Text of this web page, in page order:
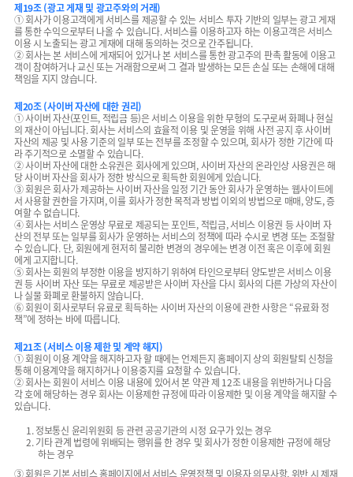
제19조 (광고 게재 및 광고주와의 거래)
① 회사가 이용고객에게 서비스를 제공할 수 있는 서비스 투자 기반의 일부는 광고 게재
를 통한 수익으로부터 나올 수 있습니다. 서비스를 이용하고자 하는 이용고객은 서비스
이용 시 노출되는 광고 게재에 대해 동의하는 것으로 간주됩니다.
② 회사는 본 서비스에 게재되어 있거나 본 서비스를 통한 광고주의 판촉 활동에 이용고
객이 참여하거나 교신 또는 거래함으로써 그 결과 발생하는 모든 손실 또는 손해에 대해
책임을 지지 않습니다.
제20조 (사이버 자산에 대한 권리)
① 사이버 자산(포인트, 적립금 등)은 서비스 이용을 위한 무형의 도구로써 화폐나 현실
의 재산이 아닙니다. 회사는 서비스의 효율적 이용 및 운영을 위해 사전 공지 후 사이버
자산의 제공 및 사용 기준의 일부 또는 전부를 조정할 수 있으며, 회사가 정한 기간에 따
라 주기적으로 소멸할 수 있습니다.
② 사이버 자산에 대한 소유권은 회사에게 있으며, 사이버 자산의 온라인상 사용권은 해
당 사이버 자산을 회사가 정한 방식으로 획득한 회원에게 있습니다.
③ 회원은 회사가 제공하는 사이버 자산을 일정 기간 동안 회사가 운영하는 웹사이트에
서 사용할 권한을 가지며, 이를 회사가 정한 목적과 방법 이외의 방법으로 매매, 양도, 증
여할 수 없습니다.
④ 회사는 서비스 운영상 무료로 제공되는 포인트, 적립금, 서비스 이용권 등 사이버 자
산의 전부 또는 일부를 회사가 운영하는 서비스의 정책에 따라 수시로 변경 또는 조절할
수 있습니다. 단, 회원에게 현저히 불리한 변경의 경우에는 변경 이전 혹은 이후에 회원
에게 고지합니다.
⑤ 회사는 회원의 부정한 이용을 방지하기 위하여 타인으로부터 양도받은 서비스 이용
권 등 사이버 자산 또는 무료로 제공받은 사이버 자산을 다시 회사의 다른 가상의 자산이
나 실물 화폐로 환불하지 않습니다.
⑥ 회원이 회사로부터 유료로 획득하는 사이버 자산의 이용에 관한 사항은 “유료화 정
책”에 정하는 바에 따릅니다.
제21조 (서비스 이용 제한 및 계약 해지)
① 회원이 이용 계약을 해지하고자 할 때에는 언제든지 홈페이지 상의 회원탈퇴 신청을
통해 이용계약을 해지하거나 이용중지를 요청할 수 있습니다.
② 회사는 회원이 서비스 이용 내용에 있어서 본 약관 제 12조 내용을 위반하거나 다음
각 호에 해당하는 경우 회사는 이용제한 규정에 따라 이용제한 및 이용 계약을 해지할 수
있습니다.
1. 정보통신 윤리위원회 등 관련 공공기관의 시정 요구가 있는 경우
2. 기타 관계 법령에 위배되는 행위를 한 경우 및 회사가 정한 이용제한 규정에 해당
하는 경우
③ 회원은 기본 서비스 홈페이지에서 서비스 운영정책 및 이용자 의무사항, 위반 시 제재